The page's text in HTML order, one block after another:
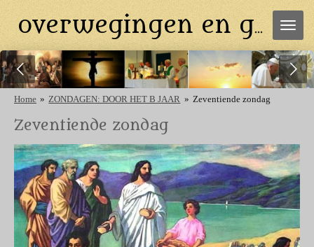
direct
de
hoofdinhoud
overwegingen en gebeden
Home » ZONDAGEN: DOOR HET B JAAR » Zeventiende zondag
Zeventiende zondag